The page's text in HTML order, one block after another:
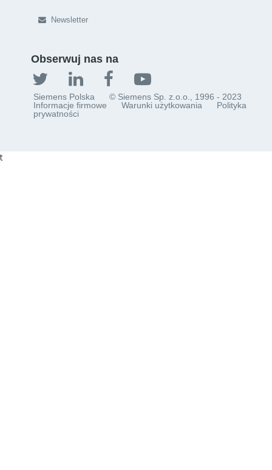
Newsletter
Obserwuj nas na
Siemens Polska
© Siemens Sp. z.o.o., 1996 - 2023
Informacje firmowe
Warunki użytkowania
Polityka
prywatności
t